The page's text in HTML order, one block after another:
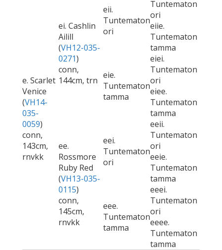
e. Scarlet
Venice
(VH14-
035-
0059)
conn,
143cm,
rnvkk
ei. Cashlin
Ailill
(VH12-035-
0271)
conn,
144cm, trn
eii.
Tuntematon
ori
Tuntematon
ori
eiie.
Tuntematon
tamma
eie.
Tuntematon
tamma
eiei.
Tuntematon
ori
eiee.
Tuntematon
tamma
ee.
Rossmore
Ruby Red
(VH13-035-
0115)
conn,
145cm,
rnvkk
eei.
Tuntematon
ori
eeii.
Tuntematon
ori
eeie.
Tuntematon
tamma
eee.
Tuntematon
tamma
eeei.
Tuntematon
ori
eeee.
Tuntematon
tamma